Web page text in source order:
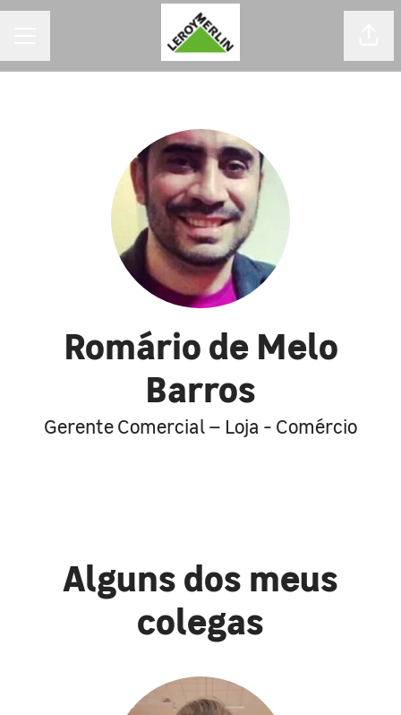
Romário de Melo
Barros
Gerente Comercial – Loja - Comércio
Alguns dos meus
colegas